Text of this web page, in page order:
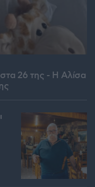
26 της - Η Αλίσα